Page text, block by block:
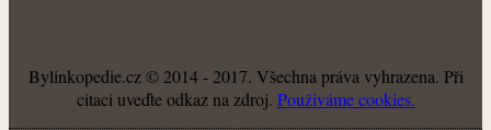
Bylinkopedie.cz © 2014 - 2017. Všechna práva vyhrazena. Při
citaci uveďte odkaz na zdroj. Použiváme cookies.